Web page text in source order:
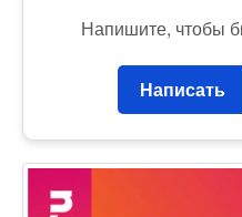
Напишите, чтобы
Написать